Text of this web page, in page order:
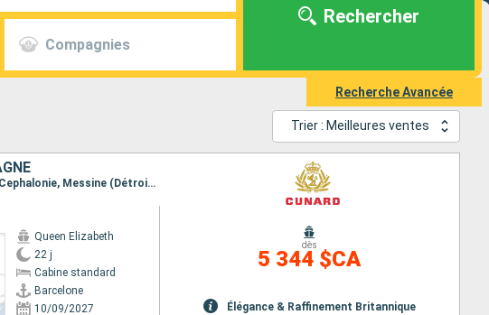
Compagnies
Rechercher
Recherche Avancée
Trier : Meilleures ventes
Itinéraire : Barcelone, La Valette, Kotor, Split, Zadar, Trieste, Dubrovnik, Corfou, Cephalonie, Messine (Détroit), Naples, Civitavecchia - Rome, La Spezia, Gênes, Villefranche (Nice), Ajaccio, Barcelone
Queen Elizabeth
22 j
Cabine standard
Barcelone
10/09/2027
dès
5 344 $CA
Élégance & Raffinement Britannique